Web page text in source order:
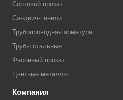
Сортовой прокат
Сэндвич-панели
Трубопроводная арматура
Трубы стальные
Фасонный прокат
Цветные металлы
Компания